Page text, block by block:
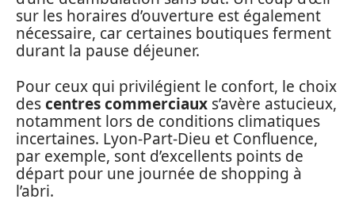
sur les horaires d’ouverture est également
nécessaire, car certaines boutiques ferment
durant la pause déjeuner.
Pour ceux qui privilégient le confort, le choix
descentres commerciaux s’avère astucieux,
notamment lors de conditions climatiques
incertaines. Lyon-Part-Dieu et Confluence,
par exemple, sont d’excellents points de
départ pour une journée de shopping à
l’abri.